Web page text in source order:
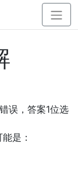
误，答案1位选
是：